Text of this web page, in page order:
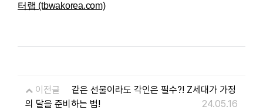
터랩 (tbwakorea.com)
이전글
같은 선물이라도 각인은 필수?! Z세대가 가정
의 달을 준비하는 법!
24.05.16